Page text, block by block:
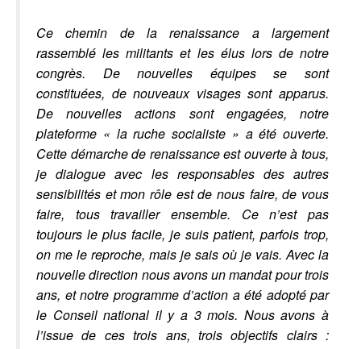
Ce chemin de la renaissance a largement
rassemblé les militants et les élus lors de notre
congrès. De nouvelles équipes se sont
constituées, de nouveaux visages sont apparus.
De nouvelles actions sont engagées, notre
plateforme « la ruche socialiste » a été ouverte.
Cette démarche de renaissance est ouverte à tous,
je dialogue avec les responsables des autres
sensibilités et mon rôle est de nous faire, de vous
faire, tous travailler ensemble. Ce n’est pas
toujours le plus facile, je suis patient, parfois trop,
on me le reproche, mais je sais où je vais. Avec la
nouvelle direction nous avons un mandat pour trois
ans, et notre programme d’action a été adopté par
le Conseil national il y a 3 mois. Nous avons à
l’issue de ces trois ans, trois objectifs clairs :